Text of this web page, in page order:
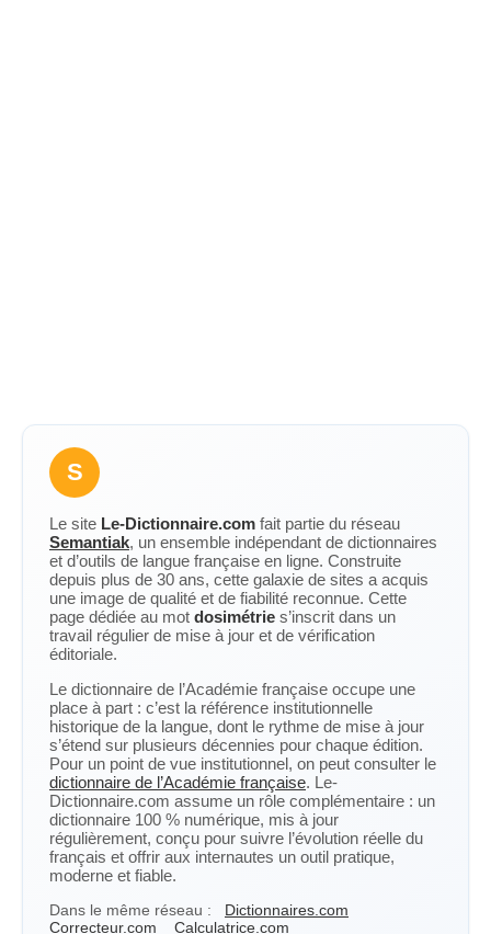
S
Le site Le-Dictionnaire.com fait partie du réseau
Semantiak, un ensemble indépendant de dictionnaires
et d’outils de langue française en ligne. Construite
depuis plus de 30 ans, cette galaxie de sites a acquis
une image de qualité et de fiabilité reconnue. Cette
page dédiée au mot dosimétrie s’inscrit dans un
travail régulier de mise à jour et de vérification
éditoriale.
Le dictionnaire de l’Académie française occupe une
place à part : c’est la référence institutionnelle
historique de la langue, dont le rythme de mise à jour
s’étend sur plusieurs décennies pour chaque édition.
Pour un point de vue institutionnel, on peut consulter le
dictionnaire de l’Académie française. Le-
Dictionnaire.com assume un rôle complémentaire : un
dictionnaire 100 % numérique, mis à jour
régulièrement, conçu pour suivre l’évolution réelle du
français et offrir aux internautes un outil pratique,
moderne et fiable.
Dans le même réseau :
Dictionnaires.com
Correcteur.com
Calculatrice.com